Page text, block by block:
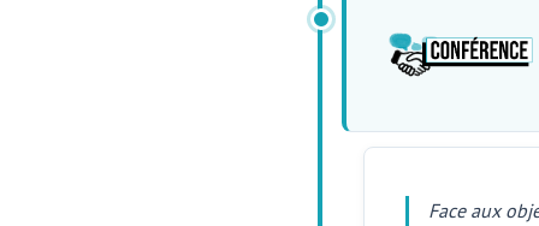
Face aux